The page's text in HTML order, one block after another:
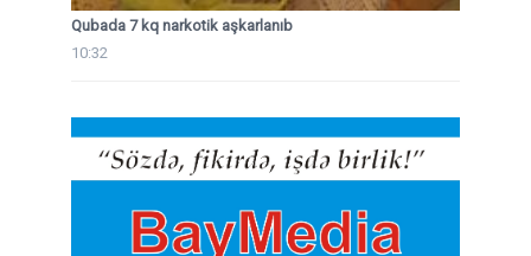
Qubada 7 kq narkotik aşkarlanıb
10:32